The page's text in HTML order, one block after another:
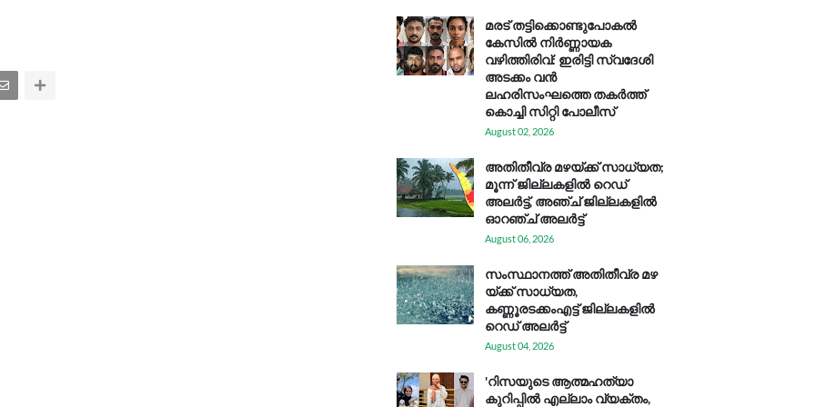
മരട് തട്ടിക്കൊണ്ടുപോകൽ
കേസിൽ നിർണ്ണായക
വഴിത്തിരിവ്: ഇരിട്ടി സ്വദേശി
അടക്കം വൻ
ലഹരിസംഘത്തെ തകർത്ത്
കൊച്ചി സിറ്റി പോലീസ്
August 02, 2026
അതിതീവ്ര മഴയ്ക്ക് സാധ്യത;
മൂന്ന് ജില്ലകളിൽ റെഡ്
അലർട്ട്, അഞ്ച് ജില്ലകളിൽ
ഓറഞ്ച് അലർട്ട്
August 06, 2026
സം​സ്ഥാ​ന​ത്ത് അ​തി​തീ​വ്ര മ​ഴ​
യ്ക്ക് സാ​ധ്യ​ത,
കണ്ണൂരടക്കംഎ​ട്ട് ജി​ല്ല​ക​ളി​ൽ
റെ​ഡ് അ​ലർ​ട്ട്
August 04, 2026
'റിസയുടെ ആത്മഹത്യാ
കുറിപ്പിൽ എല്ലാം വ്യക്തം,